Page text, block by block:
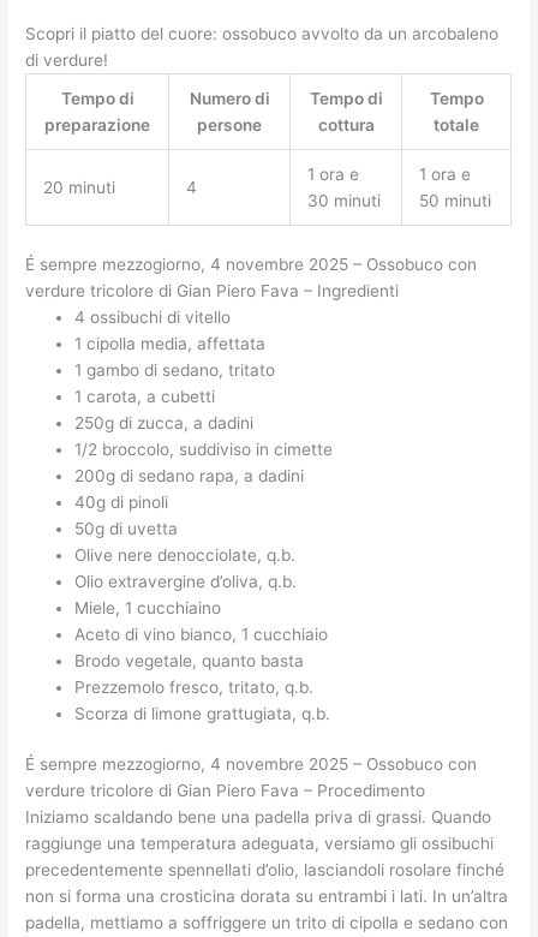
Scopri il piatto del cuore: ossobuco avvolto da un arcobaleno
di verdure!
Tempo di
preparazione
Numero di
persone
Tempo di
cottura
Tempo
totale
20 minuti 4
1 ora e
30 minuti
1 ora e
50 minuti
É sempre mezzogiorno, 4 novembre 2025 – Ossobuco con
verdure tricolore di Gian Piero Fava – Ingredienti
4 ossibuchi di vitello
1 cipolla media, affettata
1 gambo di sedano, tritato
1 carota, a cubetti
250g di zucca, a dadini
1/2 broccolo, suddiviso in cimette
200g di sedano rapa, a dadini
40g di pinoli
50g di uvetta
Olive nere denocciolate, q.b.
Olio extravergine d’oliva, q.b.
Miele, 1 cucchiaino
Aceto di vino bianco, 1 cucchiaio
Brodo vegetale, quanto basta
Prezzemolo fresco, tritato, q.b.
Scorza di limone grattugiata, q.b.
É sempre mezzogiorno, 4 novembre 2025 – Ossobuco con
verdure tricolore di Gian Piero Fava – Procedimento
Iniziamo scaldando bene una padella priva di grassi. Quando
raggiunge una temperatura adeguata, versiamo gli ossibuchi
precedentemente spennellati d’olio, lasciandoli rosolare finché
non si forma una crosticina dorata su entrambi i lati. In un’altra
padella, mettiamo a soffriggere un trito di cipolla e sedano con